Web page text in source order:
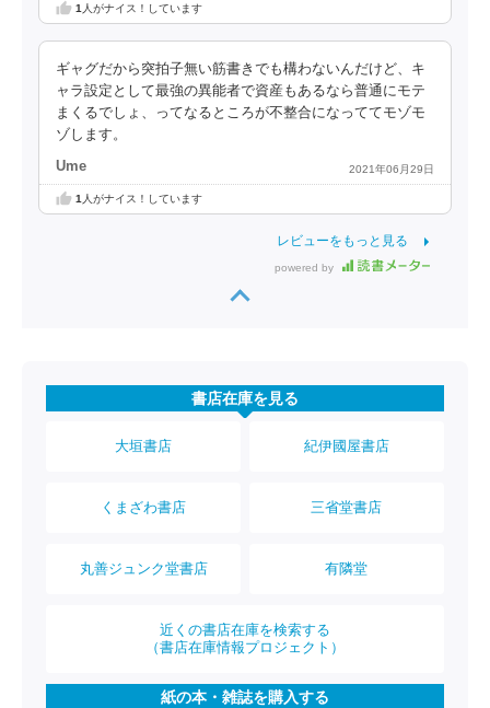
1 人がナイス！しています
ギャグだから突拍子無い筋書きでも構わないんだけど、キ
ャラ設定として最強の異能者で資産もあるなら普通にモテ
まくるでしょ、ってなるところが不整合になっててモゾモ
ゾします。
Ume 2021年06月29日
1人がナイス！しています
レビューをもっと見る
powered by
書店在庫を見る
大垣書店 紀伊國屋書店
くまざわ書店 三省堂書店
丸善ジュンク堂書店 有隣堂
近くの書店在庫を検索する
（書店在庫情報プロジェクト）
紙の本・雑誌を購入する